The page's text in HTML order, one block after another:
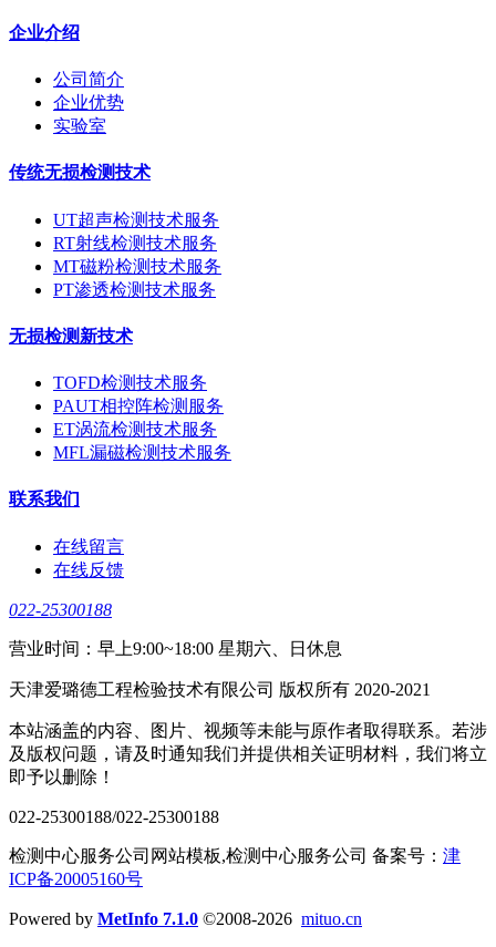
企业介绍
公司简介
企业优势
实验室
传统无损检测技术
UT超声检测技术服务
RT射线检测技术服务
MT磁粉检测技术服务
PT渗透检测技术服务
无损检测新技术
TOFD检测技术服务
PAUT相控阵检测服务
ET涡流检测技术服务
MFL漏磁检测技术服务
联系我们
在线留言
在线反馈
022-25300188
营业时间：早上9:00~18:00 星期六、日休息
天津爱璐德工程检验技术有限公司 版权所有 2020-2021
本站涵盖的内容、图片、视频等未能与原作者取得联系。若涉
及版权问题，请及时通知我们并提供相关证明材料，我们将立
即予以删除！
022-25300188/022-25300188
检测中心服务公司网站模板,检测中心服务公司 备案号： 津
ICP备20005160号
Powered by MetInfo 7.1.0 ©2008-2026 mituo.cn